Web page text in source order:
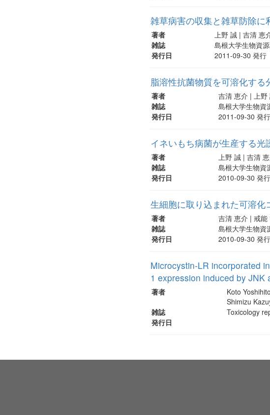
雑草病害の収集と雑草防除
著者
上野 誠 | 吉清 恵
雑誌
島根大学生物資
発行日
2011-09-30 発行
脂溶性抗菌物質を可溶化する
著者
吉清 恵介 | 上野
雑誌
島根大学生物資
発行日
2011-09-30 発行
イネいもち病菌が生産する
著者
上野 誠 | 吉清
雑誌
島根大学生物資
発行日
2010-09-30 発行
生細胞に取り込まれた可溶
著者
吉清 恵介 | 戒能
雑誌
島根大学生物資
発行日
2010-09-30 発行
Microcystin-LR incorporated
1 expression induced by JNK
著者
Koto
Shimizu
雑誌
Toxicology
発行日